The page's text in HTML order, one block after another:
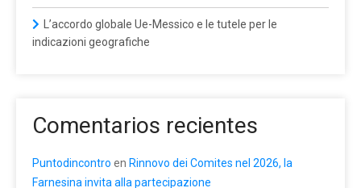
L’accordo globale Ue-Messico e le tutele per le
indicazioni geografiche
Comentarios recientes
Puntodincontro en Rinnovo dei Comites nel 2026, la
Farnesina invita alla partecipazione